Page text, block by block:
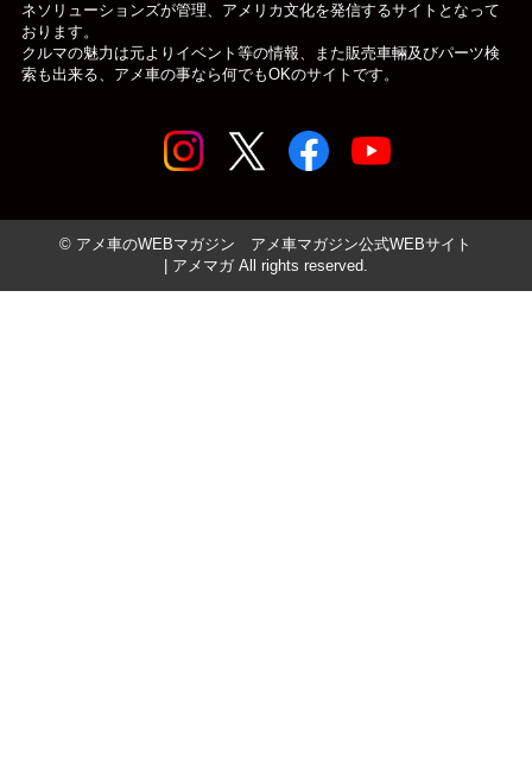
ネソリューションズが管理、アメリカ文化を発信するサイトとなって
おります。
クルマの魅力は元よりイベント等の情報、また販売車輛及びパーツ検
索も出来る、アメ車の事なら何でもOKのサイトです。
© アメ車のWEBマガジン アメ車マガジン公式WEBサイト
| アメマガ All rights reserved.